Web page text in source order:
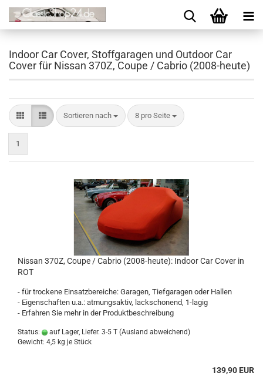
Indoor Car Cover, Stoffgaragen und Outdoor Car
Cover für Nissan 370Z, Coupe / Cabrio (2008-heute)
Sortieren nach 8 pro Seite
1
Nissan 370Z, Coupe / Cabrio (2008-heute): Indoor Car Cover in
ROT
- für trockene Einsatzbereiche: Garagen, Tiefgaragen oder Hallen
- Eigenschaften u.a.: atmungsaktiv, lackschonend, 1-lagig
- Erfahren Sie mehr in der Produktbeschreibung
Status: auf Lager, Liefer. 3-5 T (Ausland abweichend)
Gewicht: 4,5 kg je Stück
139,90 EUR